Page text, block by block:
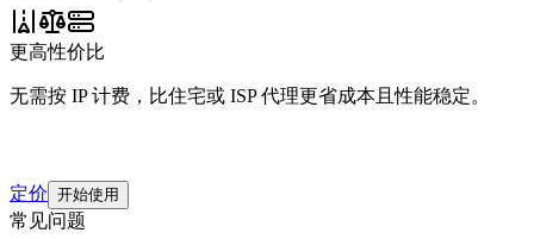
更高性价比
无需按 IP 计费，比住宅或 ISP 代理更省成本且性能稳定。
定价 开始使用
常见问题